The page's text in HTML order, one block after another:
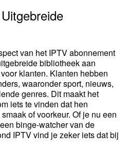
van het IPTV abonnement
bibliotheek aan
klanten. Klanten hebben
waaronder sport, nieuws,
genres. Dit maakt het
iets te vinden dat hen
of voorkeur. Of je nu een
binge-watcher van de
IPTV vind je zeker iets dat bij